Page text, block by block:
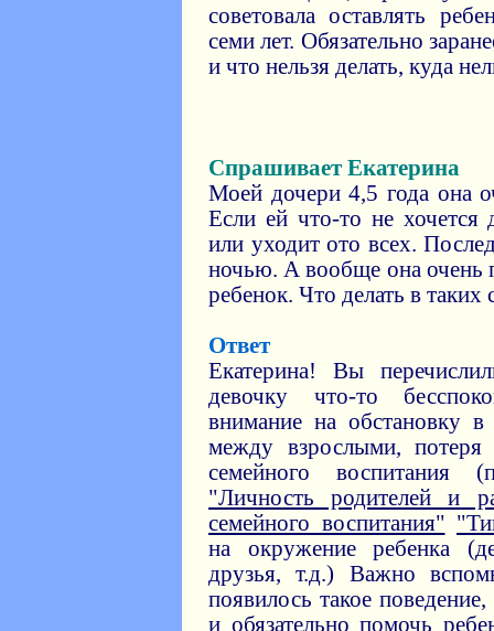
советовала оставлять
семи лет. Обязательно
и что нельзя делать, куда
Спрашивает Екатерина
Моей дочери 4,5 года она
Если ей что-то не хочется
или уходит ото всех.
ночью. А вообще она очень
ребенок. Что делать в таких
Ответ
Екатерина! Вы
девочку что-то
внимание на обстановку в
между взрослыми,
семейного воспитания
"Личность родителей и
семейного воспитания"
на окружение ребенка
друзья, т.д.) Важно
появилось такое
и обязательно помочь